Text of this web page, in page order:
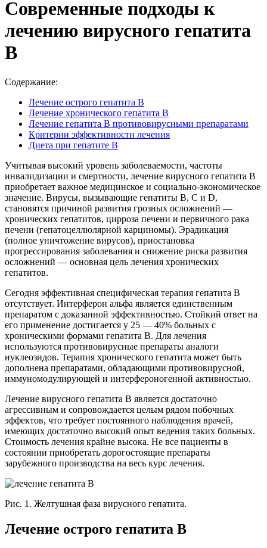
Современные подходы к
лечению вирусного гепатита
В
Содержание:
Лечение острого гепатита В
Лечение хронического гепатита В
Лечение гепатита В противовирусными препаратами
Критерии эффективности лечения
Диета при гепатите В
Учитывая высокий уровень заболеваемости, частоты
инвалидизации и смертности, лечение вирусного гепатита В
приобретает важное медицинское и социально-экономическое
значение. Вирусы, вызывающие гепатиты В, С и D,
становятся причиной развития грозных осложнений —
хронических гепатитов, цирроза печени и первичного рака
печени (гепатоцеллюлярной карциномы). Эрадикация
(полное уничтожение вирусов), приостановка
прогрессирования заболевания и снижение риска развития
осложнений — основная цель лечения хронических
гепатитов.
Сегодня эффективная специфическая терапия гепатита В
отсутствует. Интерферон альфа является единственным
препаратом с доказанной эффективностью. Стойкий ответ на
его применение достигается у 25 — 40% больных с
хроническими формами гепатита В. Для лечения
используются противовирусные препараты аналоги
нуклеозидов. Терапия хронического гепатита может быть
дополнена препаратами, обладающими противовирусной,
иммуномодулирующей и интерфероногенной активностью.
Лечение вирусного гепатита В является достаточно
агрессивным и сопровождается целым рядом побочных
эффектов, что требует постоянного наблюдения врачей,
имеющих достаточно высокий опыт ведения таких больных.
Стоимость лечения крайне высока. Не все пациенты в
состоянии приобретать дорогостоящие препараты
зарубежного производства на весь курс лечения.
Рис. 1. Желтушная фаза вирусного гепатита.
Лечение острого гепатита В